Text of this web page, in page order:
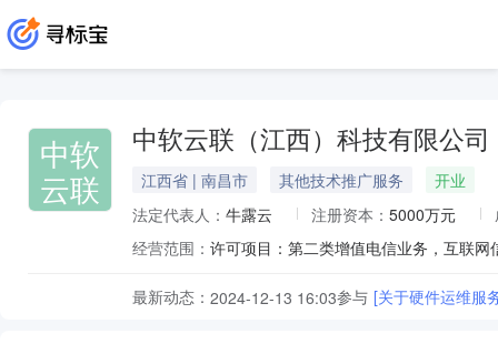
中软
云联
中软云联（江西）科技有限公司
江西省 | 南昌市 其他技术推广服务
开业
法定代表人： 牛露云 注册资本： 5000万元
经营范围：
最新动态： 2024-12-13 16:03参与 [关于硬件运维服